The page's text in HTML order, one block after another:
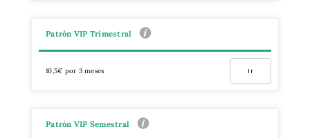
Patrón VIP Trimestral
10,5€ por 3 meses Ir
Patrón VIP Semestral